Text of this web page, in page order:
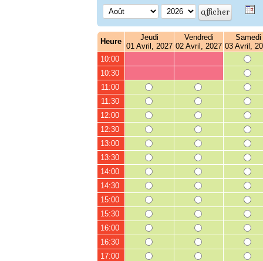
Heure
Jeudi
01 Avril, 2027
Vendredi
02 Avril, 2027
Samedi
03 Avril,
10:00
10:30
11:00
11:30
12:00
12:30
13:00
13:30
14:00
14:30
15:00
15:30
16:00
16:30
17:00